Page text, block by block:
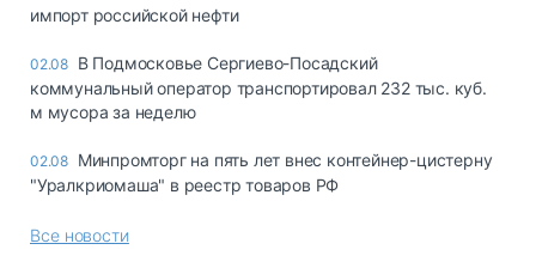
импорт российской нефти
02.08 В Подмосковье Сергиево-Посадский
коммунальный оператор транспортировал 232 тыс. куб.
м мусора за неделю
02.08 Минпромторг на пять лет внес контейнер-цистерну
"Уралкриомаша" в реестр товаров РФ
Все новости